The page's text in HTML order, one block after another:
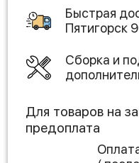
Быстрая
Пятигорск
Сборка и
Для товаров на
предоплата